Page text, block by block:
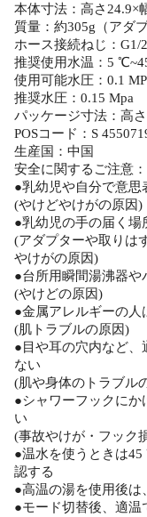
本体寸法：高さ24.9×
質量：約305g（アダ
ホース接続ねじ：G1/2
推奨使用水温：5
使用可能水圧：0.1
推奨水圧：0.15 Mpa
パッケージ寸法：高
POSコード：S
生産国：中国
安全に関するご注意
●乳幼児や自分で意思
(やけどやけがの原因)
●乳幼児の手の届く場
(アダプターや取りは
やけがの原因)
●台所用瞬間湯沸器や
(やけどの原因)
●金属アレルギーの人
(肌トラブルの原因)
●目や耳の穴内など、
ない
(肌や身体のトラブル
●シャワーフックにか
い
(事故やけが・フック
●温水を使うときは
認する
●高温の湯を使用後は
●モード切替後、適温